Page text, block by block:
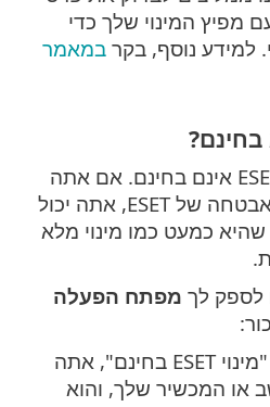
מפיץ המינוי שלך כדי
למידע נוסף, בקר במאמר
מינויים מלאים למוצרי ESET אינם בחינם. אם אתה
מחליט אם לקנות מוצר אבטחה של ESET, אתה יכול
כמעט כמו מינוי מלא
לספק לך מפתח הפעלה
אם תלחץ על מודעה "מינוי ESET בחינם", אתה
או המכשיר שלך, והוא